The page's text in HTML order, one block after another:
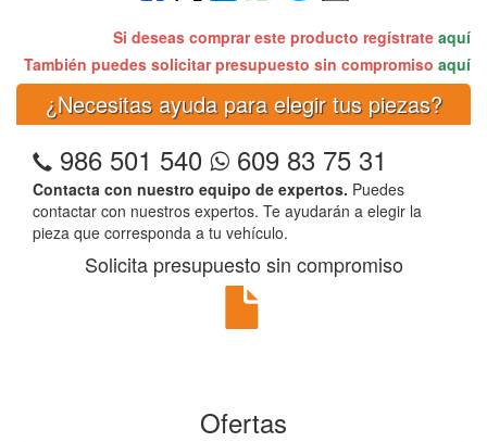
Si deseas comprar este producto regístrate aquí
También puedes solicitar presupuesto sin compromiso aquí
¿Necesitas ayuda para elegir tus piezas?
986 501 540 609 83 75 31
Contacta con nuestro equipo de expertos. Puedes
contactar con nuestros expertos. Te ayudarán a elegir la
pieza que corresponda a tu vehículo.
Solicita presupuesto sin compromiso
Ofertas